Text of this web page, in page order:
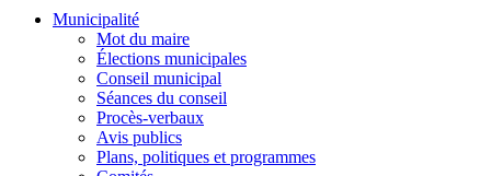
Municipalité
Mot du maire
Élections municipales
Conseil municipal
Séances du conseil
Procès-verbaux
Avis publics
Plans, politiques et programmes